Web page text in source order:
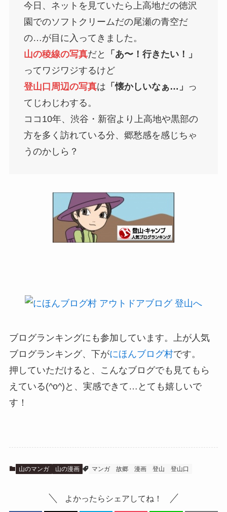
今日、ネットを見ていたら上高地だの徳沢
園でのソフトクリームだの尾瀬の青空だ
の…が目に入ってきました。
山の稜線の写真だと
「あ〜！行きたい！」
ってワジワジするけど
登山口周辺の写真は 「懐かしいなぁ…」 っ
てじわじわする。
ココ10年、渋谷・新宿より上高地や黒部の
方を多く訪れている分、郷愁感を感じちゃ
うのかしら？
ブログランキングにも参加しています。上が人気
ブログランキング、下がにほんブログ村です。
押していただけると、こんなブログでも見てもら
えている(^o^)と、実感できて…とても嬉しいで
す！
山のマンガ 山の漫画 マンガ 故郷 漫画 登山 登山口
よかったらシェアしてね！